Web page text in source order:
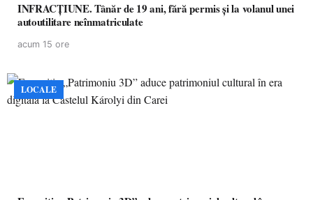
INFRACȚIUNE. Tânăr de 19 ani, fără permis și la volanul unei
autoutilitare neînmatriculate
acum 15 ore
LOCALE